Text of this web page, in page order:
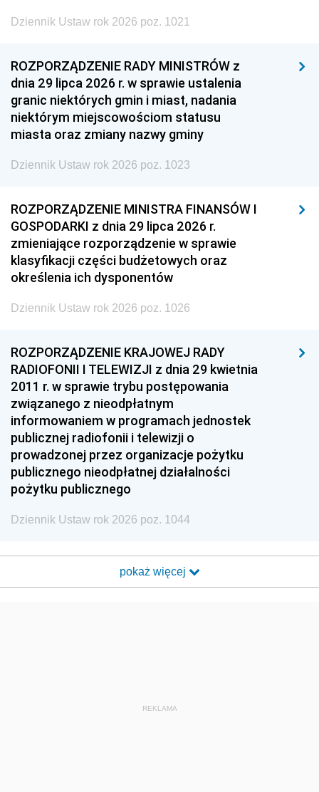
Dziennik Ustaw rok 2026 poz. 1021
ROZPORZĄDZENIE RADY MINISTRÓW z
dnia 29 lipca 2026 r. w sprawie ustalenia
granic niektórych gmin i miast, nadania
niektórym miejscowościom statusu
miasta oraz zmiany nazwy gminy
Dziennik Ustaw rok 2026 poz. 1023
ROZPORZĄDZENIE MINISTRA FINANSÓW I
GOSPODARKI z dnia 29 lipca 2026 r.
zmieniające rozporządzenie w sprawie
klasyfikacji części budżetowych oraz
określenia ich dysponentów
Dziennik Ustaw rok 2026 poz. 1026
ROZPORZĄDZENIE KRAJOWEJ RADY
RADIOFONII I TELEWIZJI z dnia 29 kwietnia
2011 r. w sprawie trybu postępowania
związanego z nieodpłatnym
informowaniem w programach jednostek
publicznej radiofonii i telewizji o
prowadzonej przez organizacje pożytku
publicznego nieodpłatnej działalności
pożytku publicznego
Dziennik Ustaw rok 2026 poz. 1044
pokaż więcej
REKLAMA